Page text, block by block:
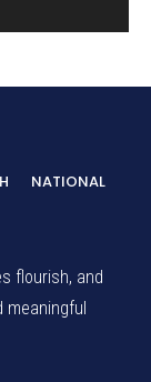
NATIONAL
flourish, and
meaningful